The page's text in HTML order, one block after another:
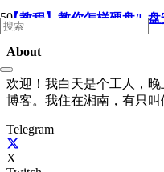
【教程】教你怎样硬盘/U
About
欢迎！我白天是个工人，
博客。我住在湘南，有只叫
Telegram
X